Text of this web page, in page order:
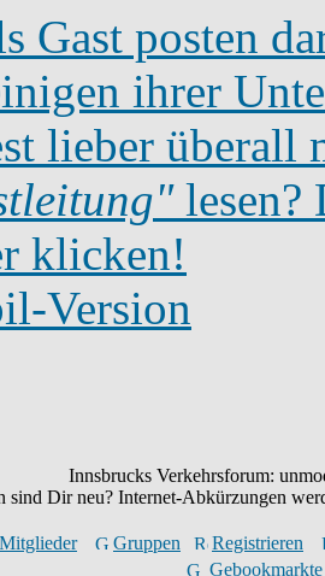
Gast posten
ihrer
lieber überall
lesen?
klicken!
Version
Innsbrucks Verkehrsforum:
sind Dir neu? Internet-Abkürzungen
Mitglieder Gruppen
Registrieren